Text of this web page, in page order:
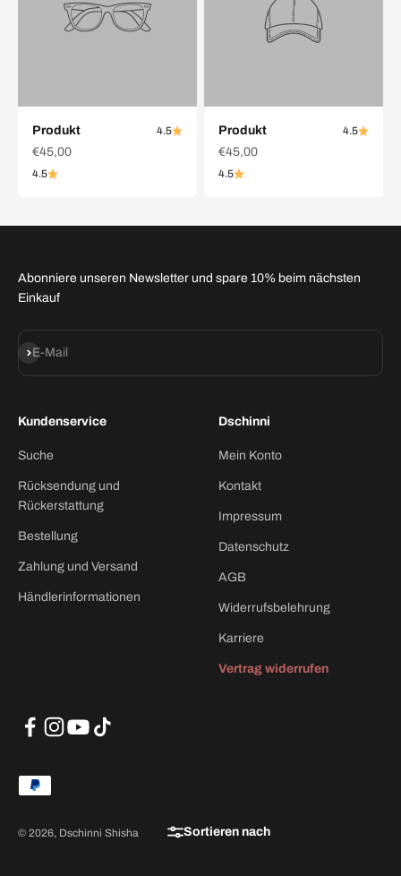
Sortieren nach
Produkt 4.5
€45,00
4.5
Produkt 4.5
€45,00
4.5
Abonniere unseren Newsletter und spare 10% beim nächsten
Einkauf
E-Mail
Abonnieren
Kundenservice
Suche
Rücksendung und
Rückerstattung
Bestellung
Zahlung und Versand
Händlerinformationen
Dschinni
Mein Konto
Kontakt
Impressum
Datenschutz
AGB
Widerrufsbelehrung
Karriere
Vertrag widerrufen
© 2026, Dschinni Shisha. Powered by Shopify